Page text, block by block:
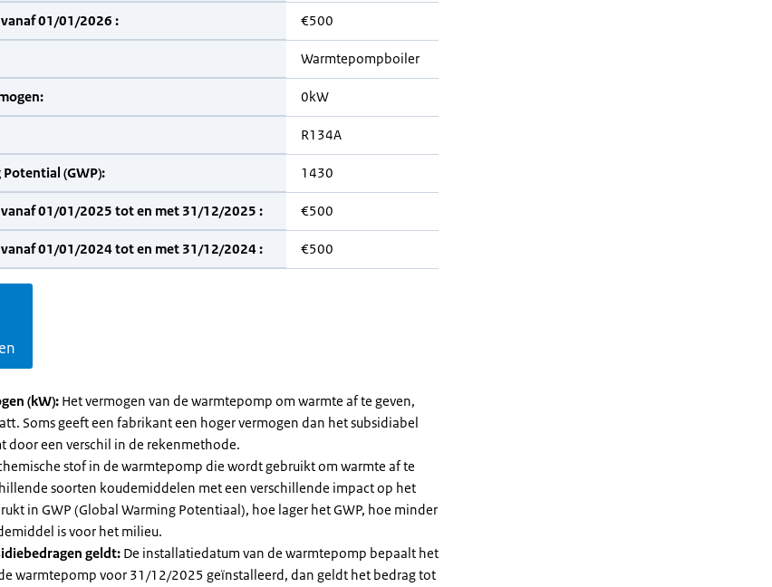
01/01/2026 : €500
Warmtepompboiler
0kW
R134A
(GWP): 1430
01/01/2025 tot en met 31/12/2025 : €500
01/01/2024 tot en met 31/12/2024 : €500
(kW): Het vermogen van de warmtepomp om warmte af te geven,
Soms geeft een fabrikant een hoger vermogen dan het subsidiabel
door een verschil in de rekenmethode.
stof in de warmtepomp die wordt gebruikt om warmte af te
soorten koudemiddelen met een verschillende impact op het
in GWP (Global Warming Potentiaal), hoe lager het GWP, hoe minder
is voor het milieu.
geldt: De installatiedatum van de warmtepomp bepaalt het
warmtepomp voor 31/12/2025 geïnstalleerd, dan geldt het bedrag tot